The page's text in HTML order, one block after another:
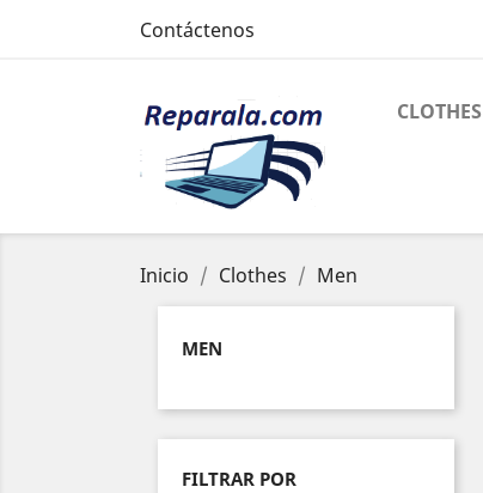
Contáctenos
CLOTHES
Inicio Clothes Men
MEN
FILTRAR POR